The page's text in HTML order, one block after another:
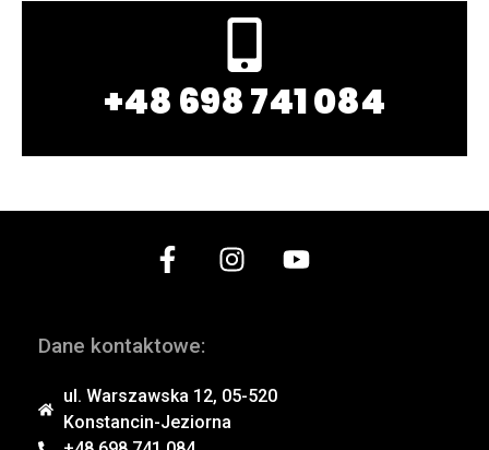
+48 698 741 084
Dane kontaktowe:
ul. Warszawska 12, 05-520
Konstancin-Jeziorna